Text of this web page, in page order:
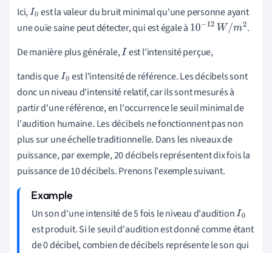
Ici,I0 est la valeur du bruit minimal qu'une personne ayant
une ouïe saine peut détecter, qui est égale à 10−12W/m2
.
De manière plus générale,I est l'intensité perçue,
tandis queI0 est l'intensité de référence. Les décibels sont
donc un niveau d'intensité relatif, car ils sont mesurés à
partir d'une référence, en l'occurrence le seuil minimal de
l'audition humaine. Les décibels ne fonctionnent pas non
plus sur une échelle traditionnelle. Dans les niveaux de
puissance, par exemple, 20 décibels représentent dix fois la
puissance de 10 décibels. Prenons l'exemple suivant.
Un son d'une intensité de 5 fois le niveau d'auditionI0
est produit. Si le seuil d'audition est donné comme étant
de 0 décibel, combien de décibels représente le son qui